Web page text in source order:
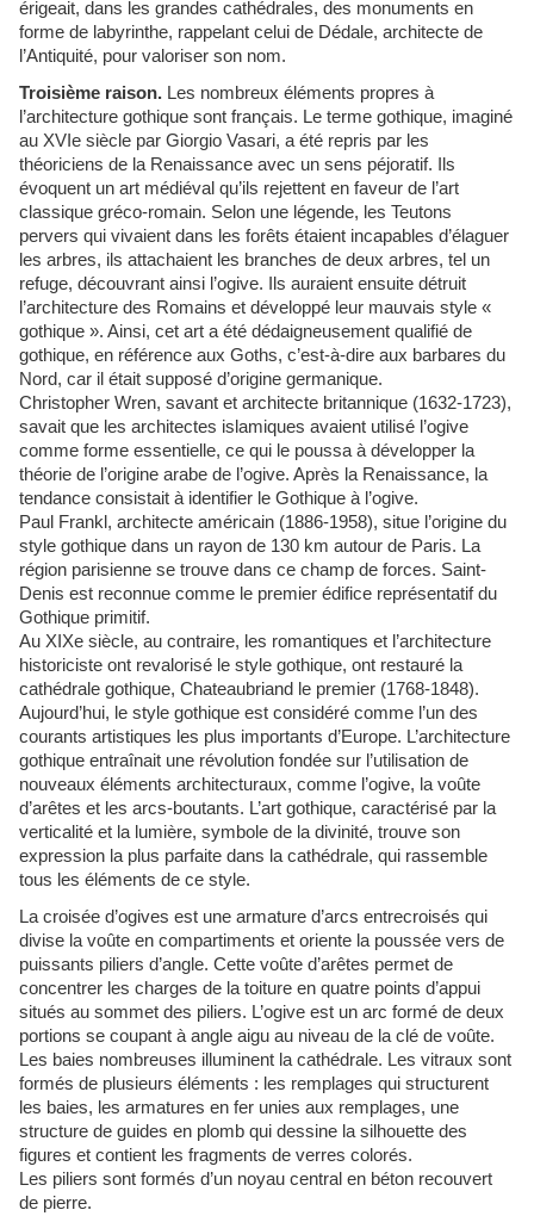
érigeait, dans les grandes cathédrales, des monuments en
forme de labyrinthe, rappelant celui de Dédale, architecte de
l’Antiquité, pour valoriser son nom.
Troisième raison. Les nombreux éléments propres à
l’architecture gothique sont français. Le terme gothique, imaginé
au XVIe siècle par Giorgio Vasari, a été repris par les
théoriciens de la Renaissance avec un sens péjoratif. Ils
évoquent un art médiéval qu’ils rejettent en faveur de l’art
classique gréco-romain. Selon une légende, les Teutons
pervers qui vivaient dans les forêts étaient incapables d’élaguer
les arbres, ils attachaient les branches de deux arbres, tel un
refuge, découvrant ainsi l’ogive. Ils auraient ensuite détruit
l’architecture des Romains et développé leur mauvais style «
gothique ». Ainsi, cet art a été dédaigneusement qualifié de
gothique, en référence aux Goths, c’est-à-dire aux barbares du
Nord, car il était supposé d’origine germanique.
Christopher Wren, savant et architecte britannique (1632-1723),
savait que les architectes islamiques avaient utilisé l’ogive
comme forme essentielle, ce qui le poussa à développer la
théorie de l’origine arabe de l’ogive. Après la Renaissance, la
tendance consistait à identifier le Gothique à l’ogive.
Paul Frankl, architecte américain (1886-1958), situe l’origine du
style gothique dans un rayon de 130 km autour de Paris. La
région parisienne se trouve dans ce champ de forces. Saint-
Denis est reconnue comme le premier édifice représentatif du
Gothique primitif.
Au XIXe siècle, au contraire, les romantiques et l’architecture
historiciste ont revalorisé le style gothique, ont restauré la
cathédrale gothique, Chateaubriand le premier (1768-1848).
Aujourd’hui, le style gothique est considéré comme l’un des
courants artistiques les plus importants d’Europe. L’architecture
gothique entraînait une révolution fondée sur l’utilisation de
nouveaux éléments architecturaux, comme l’ogive, la voûte
d’arêtes et les arcs-boutants. L’art gothique, caractérisé par la
verticalité et la lumière, symbole de la divinité, trouve son
expression la plus parfaite dans la cathédrale, qui rassemble
tous les éléments de ce style.
La croisée d’ogives est une armature d’arcs entrecroisés qui
divise la voûte en compartiments et oriente la poussée vers de
puissants piliers d’angle. Cette voûte d’arêtes permet de
concentrer les charges de la toiture en quatre points d’appui
situés au sommet des piliers. L’ogive est un arc formé de deux
portions se coupant à angle aigu au niveau de la clé de voûte.
Les baies nombreuses illuminent la cathédrale. Les vitraux sont
formés de plusieurs éléments : les remplages qui structurent
les baies, les armatures en fer unies aux remplages, une
structure de guides en plomb qui dessine la silhouette des
figures et contient les fragments de verres colorés.
Les piliers sont formés d’un noyau central en béton recouvert
de pierre.